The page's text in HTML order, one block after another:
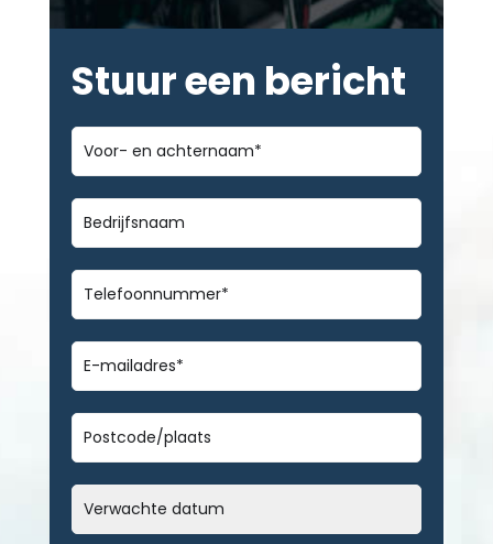
Stuur een bericht
Voor-
en
achternaam*
Bedrijfsnaam
Telefoonnummer*
E-
mailadres*
Geen
titel
Datum
MM